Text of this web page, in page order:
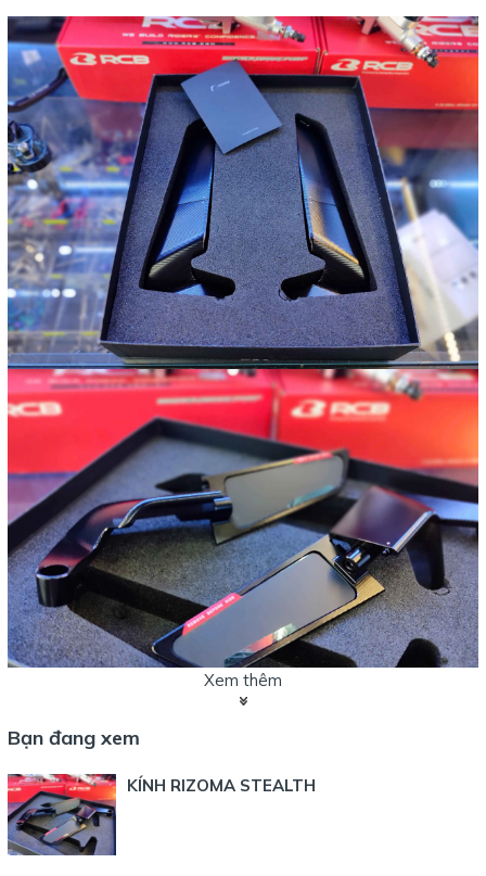
Xem thêm
Bạn đang xem
KÍNH RIZOMA STEALTH